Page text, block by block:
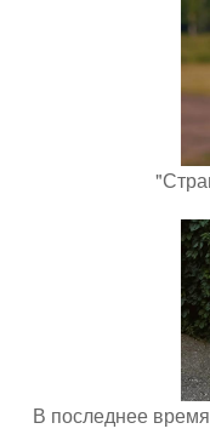
В последнее